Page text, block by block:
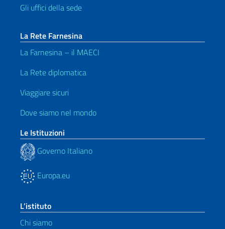
Gli uffici della sede
La Rete Farnesina
La Farnesina – il MAECI
La Rete diplomatica
Viaggiare sicuri
Dove siamo nel mondo
Le Istituzioni
Governo Italiano
Europa.eu
L’istituto
Chi siamo